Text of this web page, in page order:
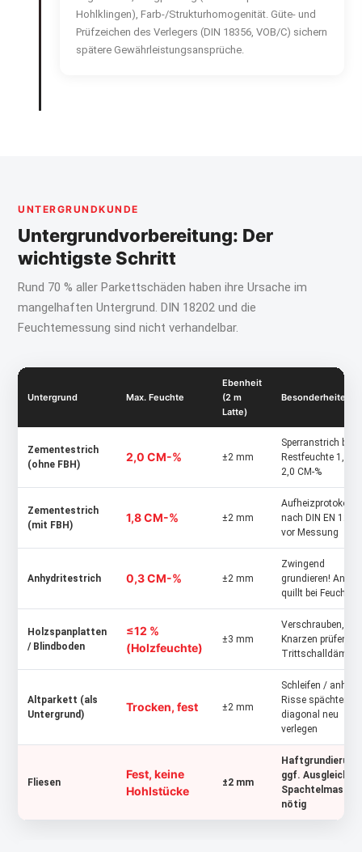
Hohlklingen), Farb-/Strukturhomogenität. Güte- und
Prüfzeichen des Verlegers (DIN 18356, VOB/C) sichern
spätere Gewährleistungsansprüche.
UNTERGRUNDKUNDE
Untergrundvorbereitung: Der
wichtigste Schritt
Rund 70 % aller Parkettschäden haben ihre Ursache im
mangelhaften Untergrund. DIN 18202 und die
Feuchtemessung sind nicht verhandelbar.
Untergrund Max. Feuchte
Ebenheit
(2 m
Latte)
Besonderheiten
Zementestrich
(ohne FBH)
2,0 CM-% ±2 mm
Sperranstrich bei
Restfeuchte 1,8–
2,0 CM-%
Zementestrich
(mit FBH)
1,8 CM-% ±2 mm
Aufheizprotokoll
nach DIN EN
vor Messung
Anhydritestrich 0,3 CM-% ±2 mm
Zwingend
grundieren!
quillt bei Feuchte
Holzspanplatten
/ Blindboden
≤12 %
(Holzfeuchte)
±3 mm
Verschrauben,
Knarzen prüfen,
Altparkett (als
Untergrund)
Trocken, fest ±2 mm
Schleifen /
Risse spächten,
diagonal neu
verlegen
Fliesen
Fest, keine
Hohlstücke
±2 mm
Haftgrundierung,
ggf. Ausgleich
Spachtelmasse
nötig